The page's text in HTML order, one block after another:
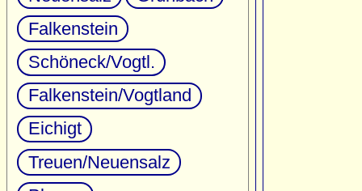
Falkenstein
Schöneck/Vogtl.
Falkenstein/Vogtland
Eichigt
Treuen/Neuensalz